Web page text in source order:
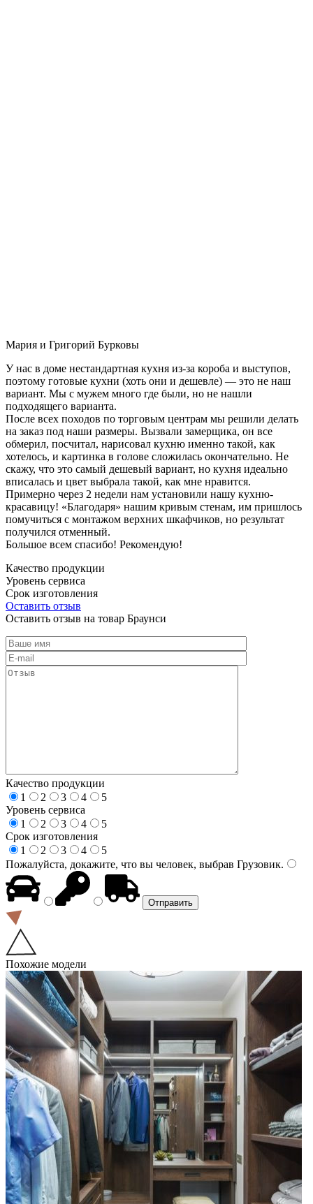
Мария и Григорий Бурковы
У нас в доме нестандартная кухня из-за короба и выступов,
поэтому готовые кухни (хоть они и дешевле) — это не наш
вариант. Мы с мужем много где были, но не нашли
подходящего варианта.
После всех походов по торговым центрам мы решили делать
на заказ под наши размеры. Вызвали замерщика, он все
обмерил, посчитал, нарисовал кухню именно такой, как
хотелось, и картинка в голове сложилась окончательно. Не
скажу, что это самый дешевый вариант, но кухня идеально
вписалась и цвет выбрала такой, как мне нравится.
Примерно через 2 недели нам установили нашу кухню-
красавицу! «Благодаря» нашим кривым стенам, им пришлось
помучиться с монтажом верхних шкафчиков, но результат
получился отменный.
Большое всем спасибо! Рекомендую!
Качество продукции
Уровень сервиса
Срок изготовления
Оставить отзыв
Оставить отзыв на товар Браунси
Качество продукции
1
2 3 4
5
Уровень сервиса
1
2 3 4
5
Срок изготовления
1
2 3 4
5
Пожалуйста, докажите, что вы человек, выбрав Грузовик.
Похожие модели